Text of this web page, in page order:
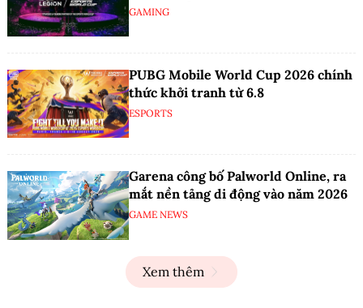
GAMING
PUBG Mobile World Cup 2026 chính
thức khởi tranh từ 6.8
ESPORTS
Garena công bố Palworld Online, ra
mắt nền tảng di động vào năm 2026
GAME NEWS
Xem thêm